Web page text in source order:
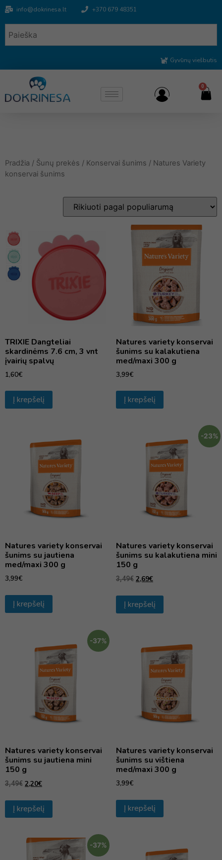
info@dokrinesa.lt +370 679 48351
Gyvūnų viešbutis
0
Pradžia / Šunų prekės / Konservai šunims / Natures Variety
konservai šunims
TRIXIE Dangteliai
skardinėms 7.6 cm, 3 vnt
įvairių spalvų
1,60€
Į krepšelį
Natures variety konservai
šunims su kalakutiena
med/maxi 300 g
3,99€
Į krepšelį
Natures variety konservai
šunims su jautiena
med/maxi 300 g
3,99€
Į krepšelį
-23%
Natures variety konservai
šunims su kalakutiena mini
150 g
3,49€ 2,69€
Į krepšelį
-37%
Natures variety konservai
šunims su jautiena mini
150 g
3,49€ 2,20€
Į krepšelį
Natures variety konservai
šunims su vištiena
med/maxi 300 g
3,99€
Į krepšelį
-37%